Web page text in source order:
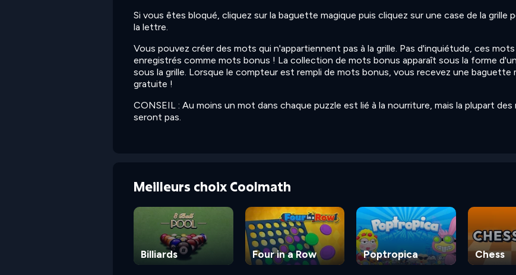
Si vous êtes bloqué, cliquez sur la baguette magique puis cliquez sur une case de la grille
la lettre.
Vous pouvez créer des mots qui n'appartiennent pas à la grille. Pas d'inquiétude, ces
enregistrés comme mots bonus ! La collection de mots bonus apparaît sous la forme
sous la grille. Lorsque le compteur est rempli de mots bonus, vous recevez une baguette
gratuite !
CONSEIL : Au moins un mot dans chaque puzzle est lié à la nourriture, mais la plupart des
seront pas.
Meilleurs choix Coolmath
Billiards Four in a Row Poptropica Chess